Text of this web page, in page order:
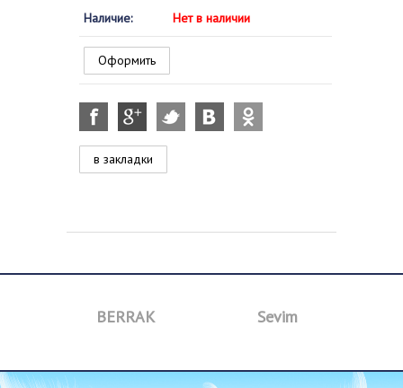
Наличие:
Нет в наличии
Оформить
в закладки
BERRAK Sevim